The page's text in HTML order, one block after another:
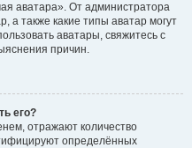
аватара». От администратора
а также какие типы аватар могут
аватары, свяжитесь с
причин.
его?
отражают количество
определённых